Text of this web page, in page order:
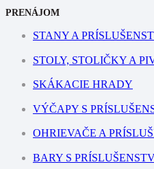
PRENÁJOM
STANY A
STOLY, STOLIČKY A
SKÁKACIE HRADY
VÝČAPY S
OHRIEVAČE A
BARY S